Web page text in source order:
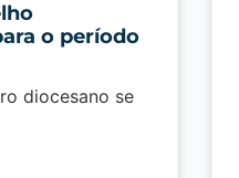
o período
diocesano se